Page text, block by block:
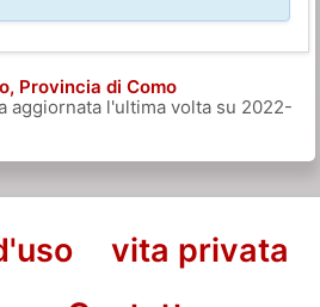
Provincia di Como
aggiornata l'ultima volta su 2022-
vita privata